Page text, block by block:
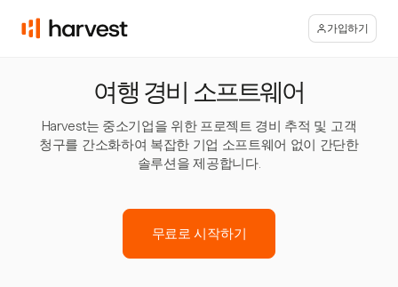
가입하기
여행 경비 소프트웨어
Harvest는 중소기업을 위한 프로젝트 경비 추적 및 고객
청구를 간소화하여 복잡한 기업 소프트웨어 없이 간단한
솔루션을 제공합니다.
무료로 시작하기